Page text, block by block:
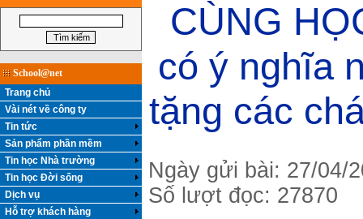
School@net
Trang chủ
Vài nét về công ty
Tin tức
Sản phẩm phần mềm
Tin học Nhà trường
Tin học Đời sống
Dịch vụ
Hỗ trợ khách hàng
CÙNG
có ý nghĩa
tặng các
Ngày gửi bài: 27/04/
Số lượt đọc: 27870